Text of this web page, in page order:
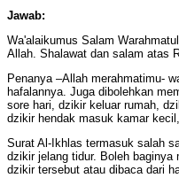
Jawab:
Wa'alaikumus Salam
Allah. Shalawat dan salam atas
Penanya –Allah merahmatimu-
hafalannya. Juga dibolehkan
sore hari, dzikir keluar rumah,
dzikir hendak masuk kamar
Surat Al-Ikhlas termasuk salah
dzikir jelang tidur. Boleh
dzikir tersebut atau dibaca dari